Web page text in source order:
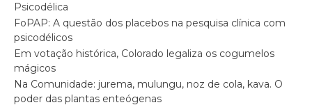
Psicodélica
FoPAP: A questão dos placebos na pesquisa clínica com
psicodélicos
Em votação histórica, Colorado legaliza os cogumelos
mágicos
Na Comunidade: jurema, mulungu, noz de cola, kava. O
poder das plantas enteógenas